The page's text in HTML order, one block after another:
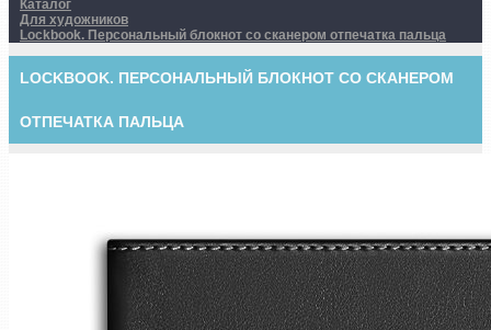
Каталог
Для художников
Lockbook. Персональный блокнот со сканером отпечатка пальца
LOCKBOOK. ПЕРСОНАЛЬНЫЙ БЛОКНОТ СО СКАНЕРОМ
ОТПЕЧАТКА ПАЛЬЦА